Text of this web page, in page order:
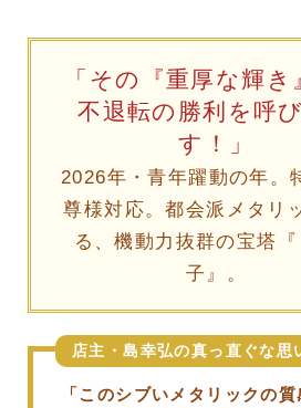
「その『重厚な輝き
不退転の勝利を呼
す！」
2026年・青年躍動の年。
尊様対応。都会派メタリ
る、機動力抜群の宝塔
子』。
店主・島幸弘の真っ直ぐな思
「このシブいメタリックの